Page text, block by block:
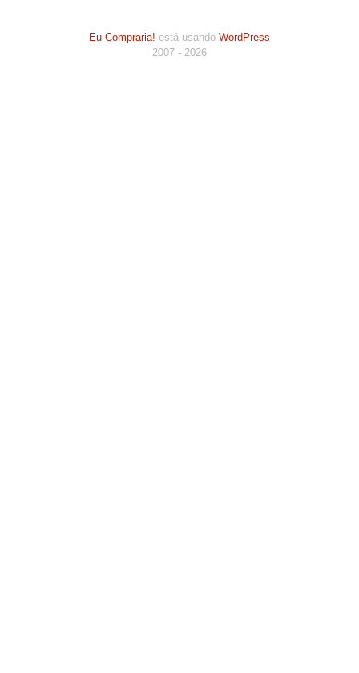
Eu Compraria! está usando WordPress
2007 - 2026